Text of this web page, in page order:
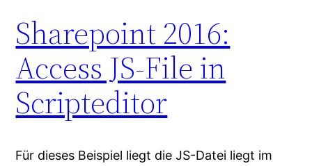
Sharepoint 2016:
Access JS-File in
Scripteditor
Für dieses Beispiel liegt die JS-Datei liegt im